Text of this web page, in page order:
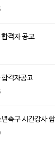
격자 공고
격자공고
축구 시간강사